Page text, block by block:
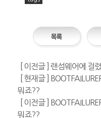
[ 이전글 ] 랜섬웨어에 걸
[ 현재글 ]
뭐죠??
[ 이전글 ]
뭐죠??